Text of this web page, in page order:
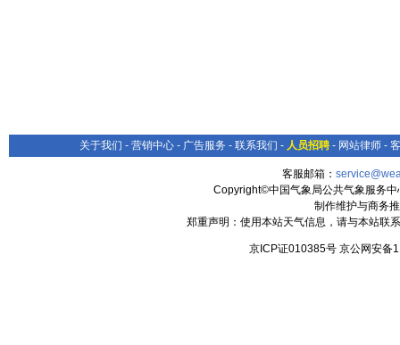
关于我们 - 营销中心 - 广告服务 - 联系我们 - 人员招聘 - 网站律师 -
客服邮箱：
Copyright©中国气象局公共气象服务
制作维护与商务
郑重声明：使用本站天气信息，请与本站联
京ICP证010385号 京公网安备